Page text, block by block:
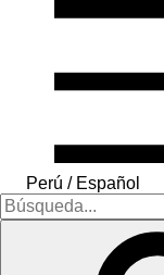
Perú / Español